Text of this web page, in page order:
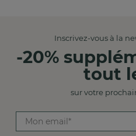
Inscrivez-vous à la
-20%
tout
sur votre